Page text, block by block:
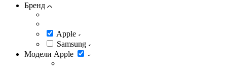
Бренд
Apple
Samsung
Модели Apple